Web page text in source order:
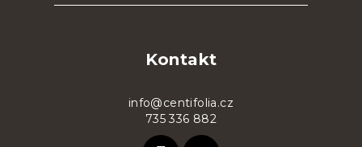
Kontakt
info@centifolia.cz
735 336 882